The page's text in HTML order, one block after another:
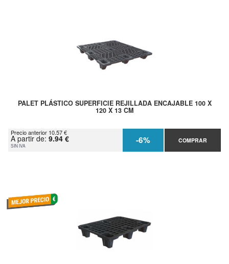
PALET PLÁSTICO SUPERFICIE REJILLADA ENCAJABLE 100 X
120 X 13 CM
Precio anterior 10.57 €
A partir de: 9.94 €
SIN IVA -6% COMPRAR